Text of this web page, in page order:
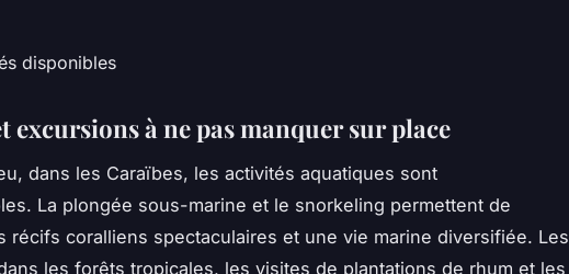
disponibles
excursions à ne pas manquer sur place
dans les Caraïbes, les activités aquatiques sont
La plongée sous-marine et le snorkeling permettent de
récifs coralliens spectaculaires et une vie marine diversifiée. Les
les forêts tropicales, les visites de plantations de rhum et les